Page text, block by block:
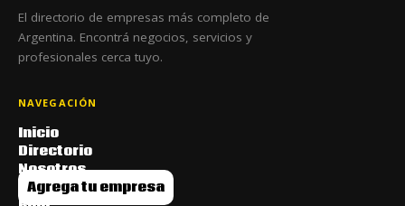
El directorio de empresas más completo de
Argentina. Encontrá negocios, servicios y
profesionales cerca tuyo.
NAVEGACIÓN
Inicio
Directorio
Nosotros
Agrega tu empresa